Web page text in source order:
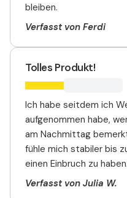
bleiben.
Verfasst von Ferdi
Tolles Produkt!
Ich habe seitdem ich
aufgenommen habe,
am Nachmittag
fühle mich stabiler bis
einen Einbruch zu haben.
Verfasst von Julia W.